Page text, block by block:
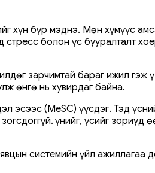
хүн бүр мэднэ. Мөн хүмүүс
болон үс бууралталт
зарчимтай бараг ижил
өнгө нь хувирдаг байна.
эсээс (MeSC) үүсдэг. Тэд
Үүнийг, үсийг
системийн үйл ажиллагаа